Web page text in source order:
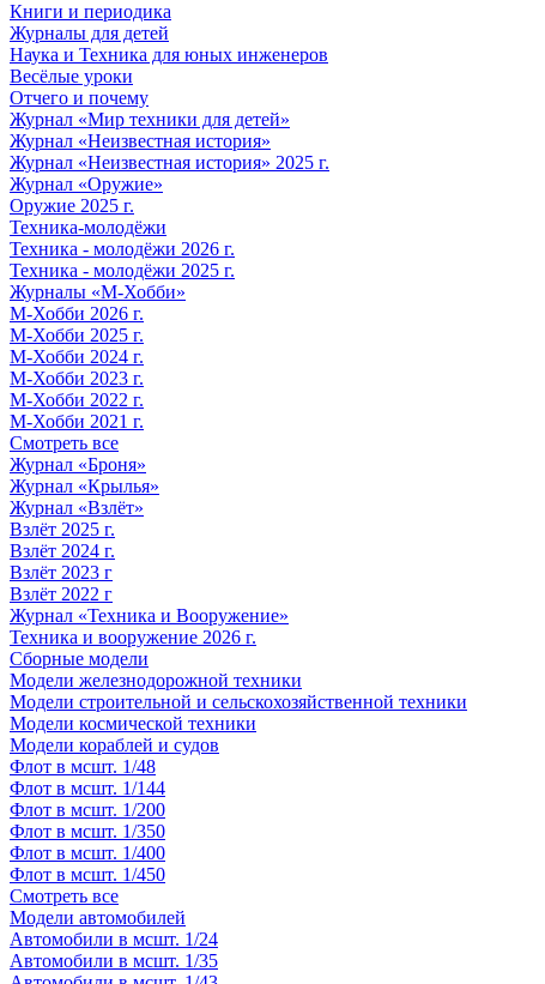
Книги и периодика
Журналы для детей
Наука и Техника для юных инженеров
Весёлые уроки
Отчего и почему
Журнал «Мир техники для детей»
Журнал «Неизвестная история»
Журнал «Неизвестная история» 2025 г.
Журнал «Оружие»
Оружие 2025 г.
Техника-молодёжи
Техника - молодёжи 2026 г.
Техника - молодёжи 2025 г.
Журналы «М-Хобби»
М-Хобби 2026 г.
М-Хобби 2025 г.
М-Хобби 2024 г.
М-Хобби 2023 г.
М-Хобби 2022 г.
М-Хобби 2021 г.
Смотреть все
Журнал «Броня»
Журнал «Крылья»
Журнал «Взлёт»
Взлёт 2025 г.
Взлёт 2024 г.
Взлёт 2023 г
Взлёт 2022 г
Журнал «Техника и Вооружение»
Техника и вооружение 2026 г.
Сборные модели
Модели железнодорожной техники
Модели строительной и сельскохозяйственной техники
Модели космической техники
Модели кораблей и судов
Флот в мсшт. 1/48
Флот в мсшт. 1/144
Флот в мсшт. 1/200
Флот в мсшт. 1/350
Флот в мсшт. 1/400
Флот в мсшт. 1/450
Смотреть все
Модели автомобилей
Автомобили в мсшт. 1/24
Автомобили в мсшт. 1/35